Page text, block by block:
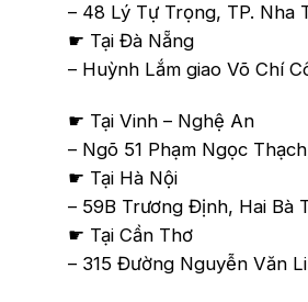
– 48 Lý Tự Trọng, TP. Nha
☛ Tại Đà Nẵng
– Huỳnh Lắm giao Võ Chí
☛ Tại Vinh – Nghệ An
– Ngõ 51 Phạm Ngọc
☛ Tại Hà Nội
– 59B Trương Định, Hai Bà
☛ Tại Cần Thơ
– 315 Đường Nguyễn Văn